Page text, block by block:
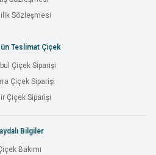
Sözleşmesi
Teslimat Çiçek
Çiçek Siparişi
Çiçek Siparişi
Çiçek Siparişi
Bilgiler
Bakımı